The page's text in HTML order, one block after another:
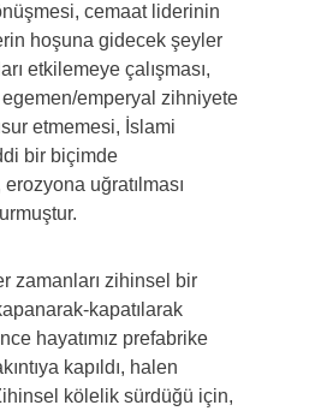
cemaat liderinin
hoşuna gidecek şeyler
etkilemeye çalışması,
egemen/emperyal zihniyete
etmemesi, İslami
bir biçimde
erozyona uğratılması
zamanları zihinsel bir
kapatılarak
hayatımız prefabrike
kapıldı, halen
kölelik sürdüğü için,